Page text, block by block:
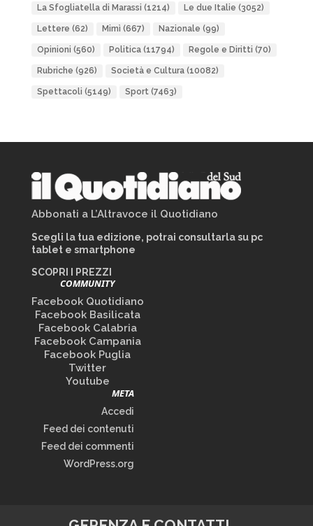
La Sfogliatella di Marassi (1214) Le due Italie (3052)
Lettere (62) Mimì (667) Nazionale (99)
Opinioni (560) Politica(11794) Regole e Diritti (70)
Rubriche (926) Società e Cultura(10082)
Spettacoli (5149) Sport(7463)
Abbonati a L’Altravoce il Quotidiano
Scegli la tua edizione, potrai consultarla su pc
tablet e smartphone
SCOPRI I PREZZI
COMMUNITY
Facebook Quotidiano
Facebook Basilicata
Facebook Calabria
Facebook Campania
Facebook Puglia
Twitter
Youtube
META
Accedi
Feed dei contenuti
Feed dei commenti
WordPress.org